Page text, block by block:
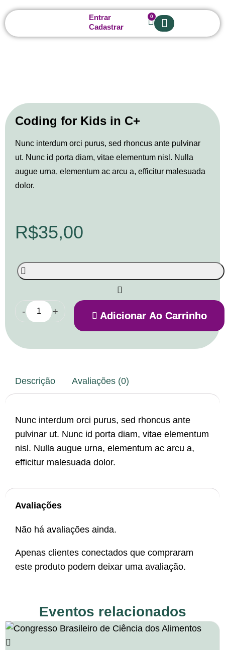
Entrar
Cadastrar
0
Coding for Kids in C+
Nunc interdum orci purus, sed rhoncus ante pulvinar
ut. Nunc id porta diam, vitae elementum nisl. Nulla
augue urna, elementum ac arcu a, efficitur malesuada
dolor.
R$35,00
- + Adicionar Ao Carrinho
Descrição Avaliações (0)
Nunc interdum orci purus, sed rhoncus ante
pulvinar ut. Nunc id porta diam, vitae elementum
nisl. Nulla augue urna, elementum ac arcu a,
efficitur malesuada dolor.
Avaliações
Não há avaliações ainda.
Apenas clientes conectados que compraram
este produto podem deixar uma avaliação.
Eventos relacionados